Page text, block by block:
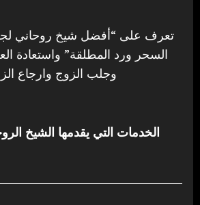
تعرف على “أفضل شيخ روحاني
السحر ورد المطلقة” واستعادة
وجلب الزوج وارجاع
الخدمات التي يقدمها الشيخ